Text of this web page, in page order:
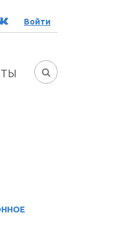
ВК Войти
ФОРМА